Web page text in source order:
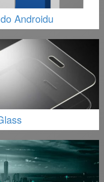
Androidu